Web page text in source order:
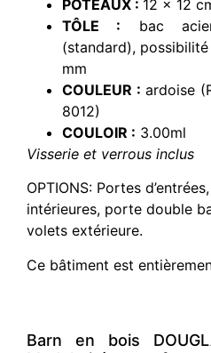
POTEAUX : 12 x 12
TÔLE : bac
(standard), possibilité
mm
COULEUR : ardoise
8012)
COULOIR : 3.00ml
Visserie et verrous inclus
OPTIONS: Portes
intérieures, porte double
volets extérieure.
Ce bâtiment est
Barn en bois